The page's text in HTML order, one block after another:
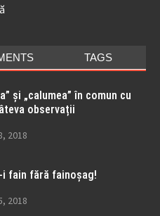
TAGS
și „calumea” în comun cu
observații
2018
i fain fără fainoșag!
2018